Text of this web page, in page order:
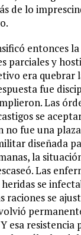
de lo
entonces
parciales y
era quebrar
fue
Las
se
no fue una
diseñada
la
Las
se
raciones se
esa resistencia